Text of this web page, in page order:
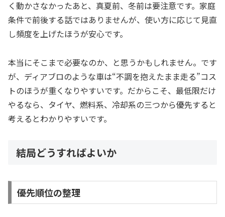
く動かさなかったあと、真夏前、冬前は要注意です。家庭
条件で前後する話ではありませんが、使い方に応じて見直
し頻度を上げたほうが安心です。
本当にそこまで必要なのか、と思うかもしれません。です
が、ディアブロのような車は“不調を抱えたまま走る”コス
トのほうが重くなりやすいです。だからこそ、最低限だけ
やるなら、タイヤ、燃料系、冷却系の三つから優先すると
考えるとわかりやすいです。
結局どうすればよいか
優先順位の整理